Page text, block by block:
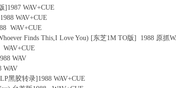
]1987 WAV+CUE
WAV+CUE
WAV+CUE
Finds This,I Love You) [东芝1M TO版] 1988 原抓
WAV+CUE
WAV
WAV
黑胶转录]1988 WAV+CUE